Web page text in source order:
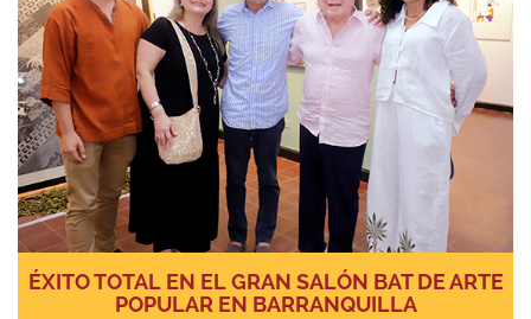
ÉXITO TOTAL EN EL GRAN SALÓN BAT DE ARTE
POPULAR EN BARRANQUILLA